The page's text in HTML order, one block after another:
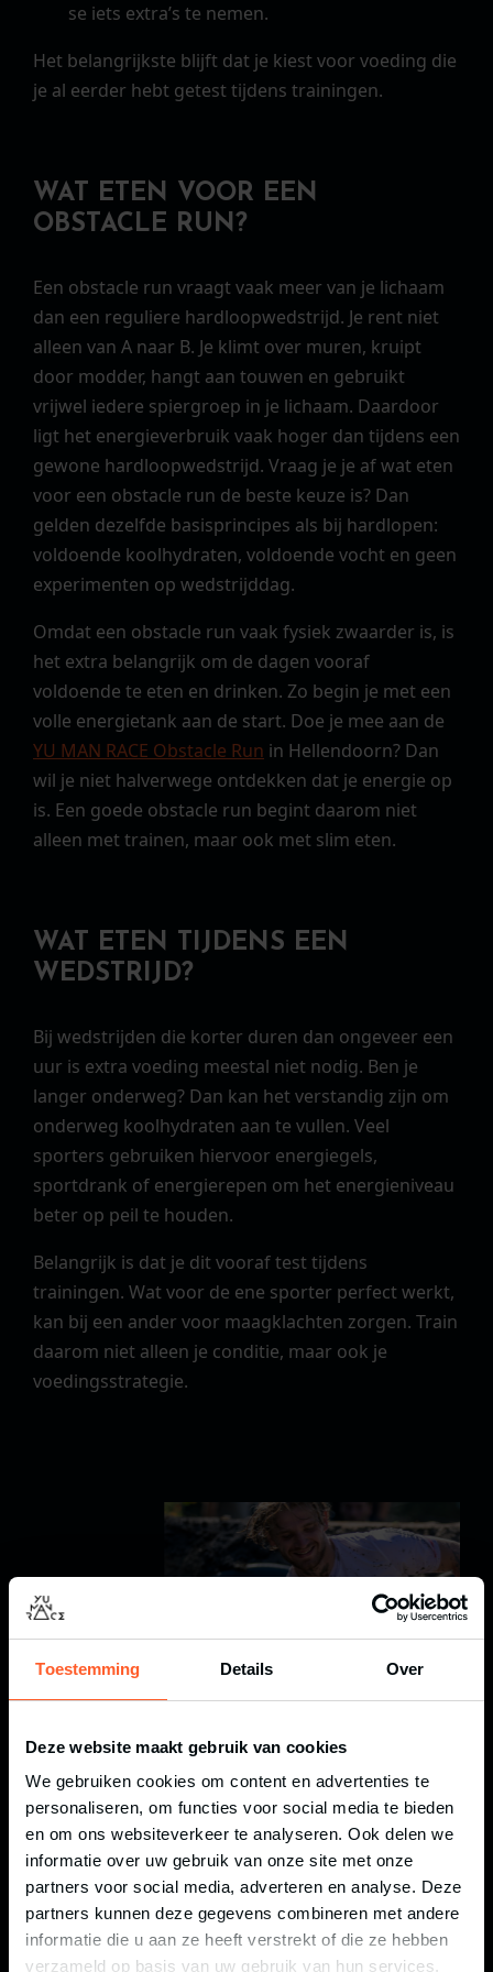
Toestemming Details Over
Deze website maakt gebruik van cookies
We gebruiken cookies om content en advertenties te
personaliseren, om functies voor social media te bieden
en om ons websiteverkeer te analyseren. Ook delen we
informatie over uw gebruik van onze site met onze
partners voor social media, adverteren en analyse. Deze
partners kunnen deze gegevens combineren met andere
informatie die u aan ze heeft verstrekt of die ze hebben
verzameld op basis van uw gebruik van hun services.
se iets extra’s te nemen.
Het belangrijkste blijft dat je kiest voor voeding die
je al eerder hebt getest tijdens trainingen.
WAT ETEN VOOR EEN
OBSTACLE RUN?
Een obstacle run vraagt vaak meer van je lichaam
dan een reguliere hardloopwedstrijd. Je rent niet
alleen van A naar B. Je klimt over muren, kruipt
door modder, hangt aan touwen en gebruikt
vrijwel iedere spiergroep in je lichaam. Daardoor
ligt het energieverbruik vaak hoger dan tijdens een
gewone hardloopwedstrijd. Vraag je je af wat eten
voor een obstacle run de beste keuze is? Dan
gelden dezelfde basisprincipes als bij hardlopen:
voldoende koolhydraten, voldoende vocht en geen
experimenten op wedstrijddag.
Omdat een obstacle run vaak fysiek zwaarder is, is
het extra belangrijk om de dagen vooraf
voldoende te eten en drinken. Zo begin je met een
volle energietank aan de start. Doe je mee aan de
YU MAN RACE Obstacle Run in Hellendoorn? Dan
wil je niet halverwege ontdekken dat je energie op
is. Een goede obstacle run begint daarom niet
alleen met trainen, maar ook met slim eten.
WAT ETEN TIJDENS EEN
WEDSTRIJD?
Bij wedstrijden die korter duren dan ongeveer een
uur is extra voeding meestal niet nodig. Ben je
langer onderweg? Dan kan het verstandig zijn om
onderweg koolhydraten aan te vullen. Veel
sporters gebruiken hiervoor energiegels,
sportdrank of energierepen om het energieniveau
beter op peil te houden.
Belangrijk is dat je dit vooraf test tijdens
trainingen. Wat voor de ene sporter perfect werkt,
kan bij een ander voor maagklachten zorgen. Train
daarom niet alleen je conditie, maar ook je
voedingsstrategie.
VEELGEMAAKTE
VOEDINGSFOUTEN VOOR EEN
WEDSTRIJD